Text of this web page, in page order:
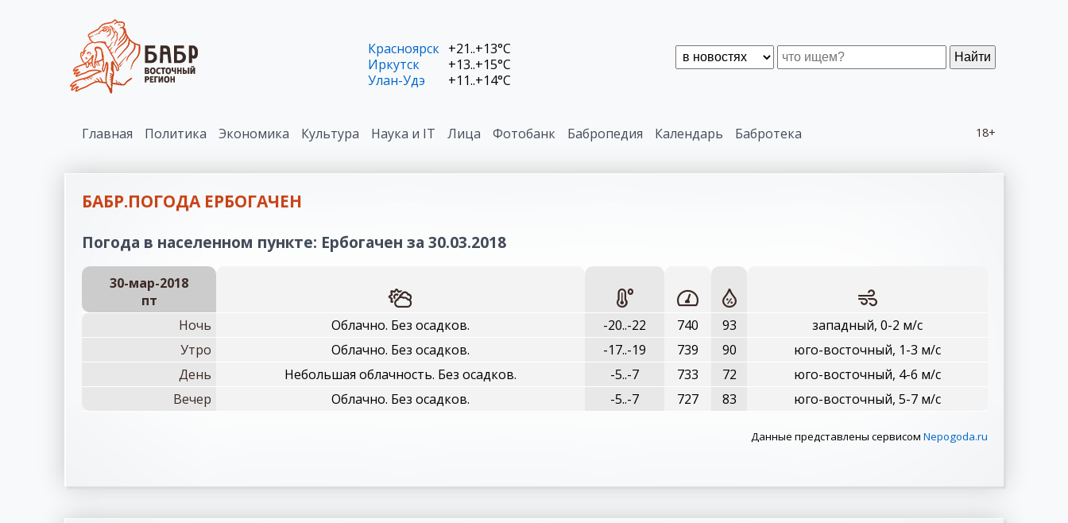
Найти
Красноярск +21..+13°C
Иркутск
+13..+15°C
Улан-Удэ
+11..+14°C
18+
Главная Политика Экономика Культура Наука и IT Лица Фотобанк Бабропедия Календарь Бабротека
БАБР.ПОГОДА ЕРБОГАЧЕН
Погода в населенном пункте: Ербогачен за 30.03.2018
30-мар-2018
пт
Ночь
Облачно. Без осадков. -20..-22 740 93
западный, 0-2 м/с
Утро
Облачно. Без осадков. -17..-19 739 90
юго-восточный, 1-3 м/с
День
Небольшая облачность. Без осадков. -5..-7 733 72
юго-восточный, 4-6 м/с
Вечер
Облачно. Без осадков. -5..-7 727 83 юго-восточный, 5-7 м/с
Данные представлены сервисом Nepogoda.ru